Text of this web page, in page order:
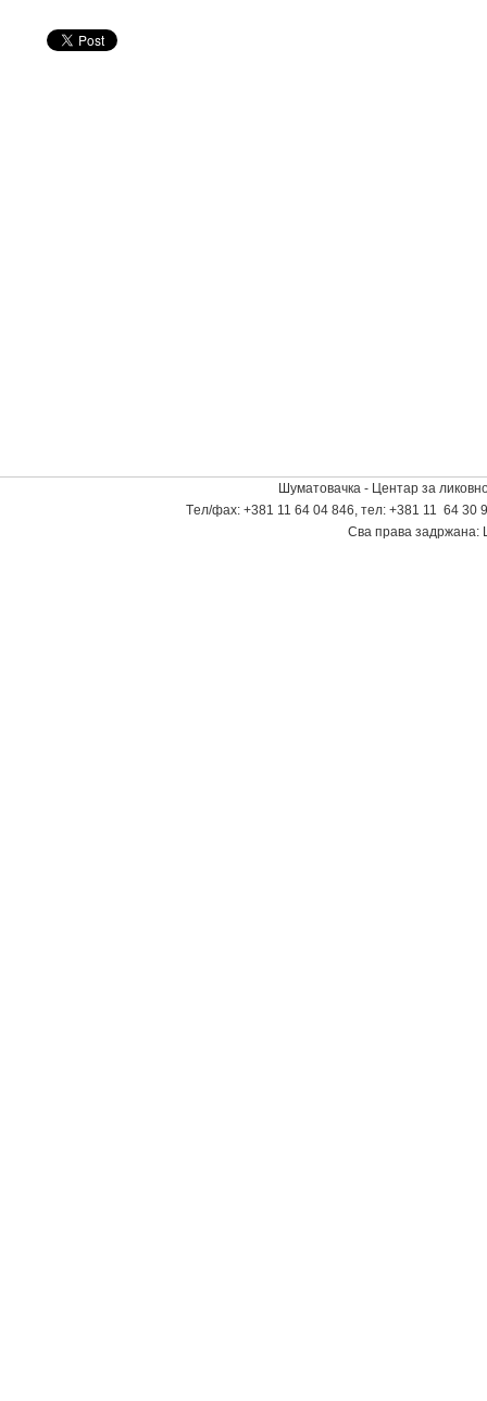
Шуматовачка - Центар за
Tел/фаx: +381 11 64 04 846, тел: +381 11 64 30
Сва права задржана: